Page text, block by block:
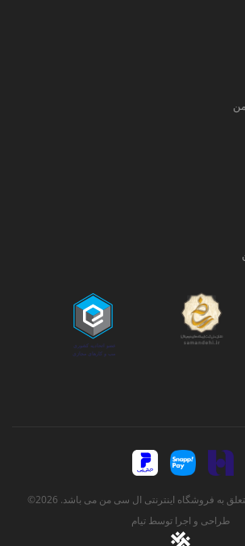
به فروشگاه اینترنتی ال سی من می باشد. 2026©
طراحی و اجرا توسطتیام